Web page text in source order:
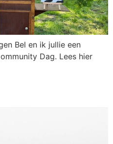
Bel en ik jullie een
Dag. Lees hier